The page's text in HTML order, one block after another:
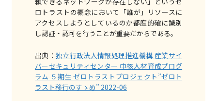
ロトラストの概念において「誰が」リソースに
アクセスしようとしているのか都度的確に識別
し認証・認可を⾏うことが重要だからである。
出典： 独⽴⾏政法⼈情報処理推進機構 産業サイ
バーセキュリティセンター 中核⼈材育成プログ
ラム ５期⽣ ゼロトラストプロジェクト”ゼロト
ラスト移⾏のすゝめ” 2022-06